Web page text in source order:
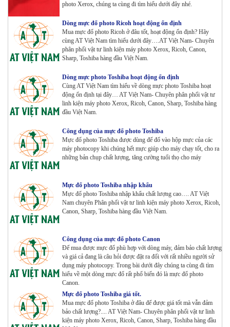
Máy Photocopy màu Toshiba E-Studio 5015AC Renew
Tham Khảo
Máy Photocopy KONICA MINOLTA Bizhub 367 Renew
Tham Khảo
Bộ Mực 4 màu Konica Minolta Bizhub C1085 | 6085 |
6110 | C1100 _Bộ 4 màu _ Trọng lượng 1645g ZIN
HÃNG_ USA
Tham Khảo
Tham Khảo
Tham Khảo
Máy in Laser Đơn năng G&G P2022W_in Wifi
Tham Khảo
Máy in Laser Đơn năng G&G GP4200DW in Đảo mặt ,
photo Xerox, chúng ta cùng đi tìm hiểu dưới đây nhé.
Dòng mực đổ photo Ricoh hoạt động ổn định
Mua mực đổ photo Ricoh ở đâu tốt, hoạt động ổn định? Hãy
cùng AT Việt Nam tìm hiểu dưới đây….AT Việt Nam- Chuyên
phân phối vật tư linh kiện máy photo Xerox, Ricoh, Canon,
Sharp, Toshiba hàng đầu Việt Nam.
Dòng mực photo Toshiba hoạt động ổn định
Cùng AT Việt Nam tìm hiểu về dòng mực photo Toshiba hoạt
động ổn định tại đây… AT Việt Nam- Chuyên phân phối vật tư
linh kiện máy photo Xerox, Ricoh, Canon, Sharp, Toshiba hàng
đầu Việt Nam.
Công dụng của mực đổ photo Toshiba
Mực đổ photo Toshiba được dùng để đổ vào hộp mực của các
máy photocopy khi chúng hết mực giúp cho máy chạy tốt, cho ra
những bản chụp chất lượng, tăng cường tuổi thọ cho máy
Mực đổ photo Toshiba nhập khẩu
Mực đổ photo Toshiba nhập khẩu chất lượng cao…. AT Việt
Nam chuyên Phân phối vật tư linh kiện máy photo Xerox, Ricoh,
Canon, Sharp, Toshiba hàng đầu Việt Nam.
Công dụng của mực đổ photo Canon
Để mua được mực đổ phù hợp với dòng máy, đảm bảo chất lượng
và giá cả đang là câu hỏi được đặt ra đối với rất nhiều người sử
dụng máy photocopy. Trong bài dưới đây chúng ta cùng đi tìm
hiểu về một dòng mực đổ rất phổ biến đó là mực đổ photo
Canon.
Mực đổ photo Toshiba giá tốt.
Mua mực đổ photo Toshiba ở đâu để được giá tốt mà vẫn đảm
bảo chất lượng?.... AT Việt Nam- Chuyên phân phối vật tư linh
kiện máy photo Xerox, Ricoh, Canon, Sharp, Toshiba hàng đầu